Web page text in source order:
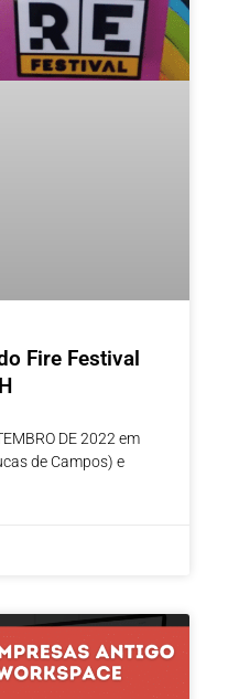
Fire Festival
DE 2022 em
de Campos) e